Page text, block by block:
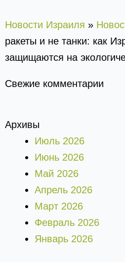
Новости Израиля »
ракеты и не танки: как
защищаются на
Свежие комментарии
Архивы
Июль 2026
Июнь 2026
Май 2026
Апрель 2026
Март 2026
Февраль 2026
Январь 2026